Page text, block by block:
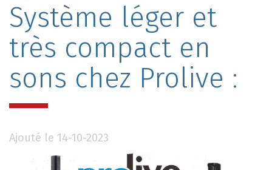
Système léger et
très compact en
sons chez Prolive :
Ajouté le 14-10-2023